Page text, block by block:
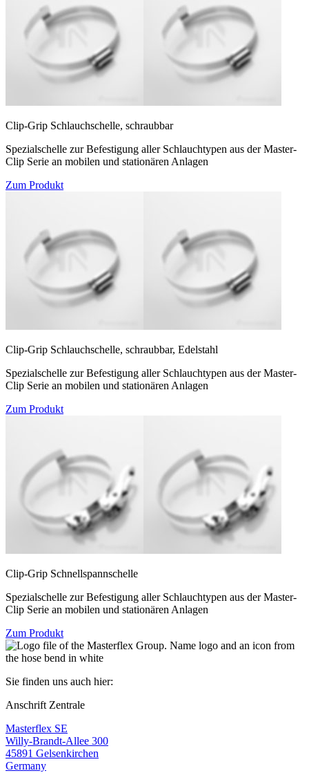
Clip-Grip Schlauchschelle, schraubbar
Spezialschelle zur Befestigung aller Schlauchtypen aus der Master-
Clip Serie an mobilen und stationären Anlagen
Zum Produkt
Clip-Grip Schlauchschelle, schraubbar, Edelstahl
Spezialschelle zur Befestigung aller Schlauchtypen aus der Master-
Clip Serie an mobilen und stationären Anlagen
Zum Produkt
Clip-Grip Schnellspannschelle
Spezialschelle zur Befestigung aller Schlauchtypen aus der Master-
Clip Serie an mobilen und stationären Anlagen
Zum Produkt
Sie finden uns auch hier:
Anschrift Zentrale
Masterflex SE
Willy-Brandt-Allee 300
45891 Gelsenkirchen
Germany